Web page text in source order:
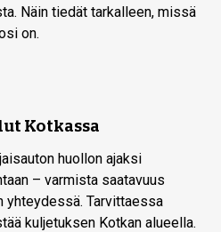
Näin tiedät tarkalleen, missä
on.
Kotkassa
huollon ajaksi
– varmista saatavuus
yhteydessä. Tarvittaessa
kuljetuksen Kotkan alueella.